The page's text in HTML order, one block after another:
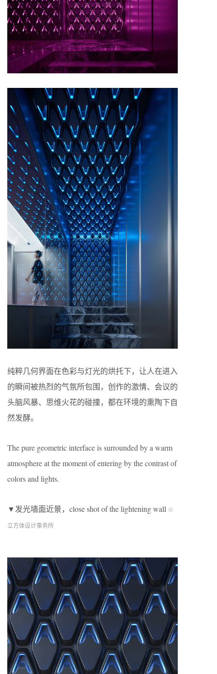
纯粹几何界面在色彩与灯光的烘托下，让人在进入
的瞬间被热烈的气氛所包围，创作的激情、会议的
头脑风暴、思维火花的碰撞，都在环境的熏陶下自
然发酵。
The pure geometric interface is surrounded by a warm
atmosphere at the moment of entering by the contrast of
colors and lights.
▼发光墙面近景，close shot of the lightening wall ©
立方体设计事务所